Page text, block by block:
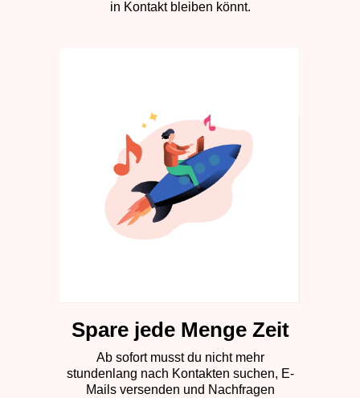
in Kontakt bleiben könnt.
Spare jede Menge Zeit
Ab sofort musst du nicht mehr
stundenlang nach Kontakten suchen, E-
Mails versenden und Nachfragen